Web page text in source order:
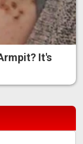
It's